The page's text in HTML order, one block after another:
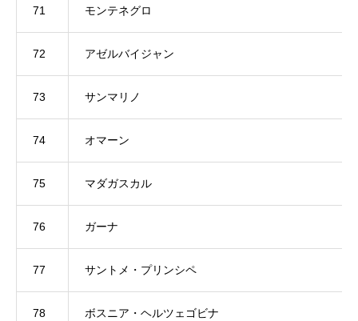
71 モンテネグロ
72 アゼルバイジャン
73 サンマリノ
74 オマーン
75 マダガスカル
76 ガーナ
77 サントメ・プリンシペ
78 ボスニア・ヘルツェゴビナ